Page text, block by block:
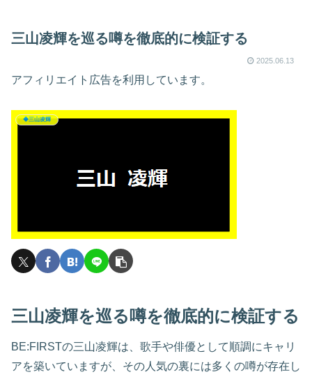
三山凌輝を巡る噂を徹底的に検証する
2025.06.13
アフィリエイト広告を利用しています。
◆三山凌輝
三山凌輝を巡る噂を徹底的に検証する
BE:FIRSTの三山凌輝は、歌手や俳優として順調にキャリ
アを築いていますが、その人気の裏には多くの噂が存在し